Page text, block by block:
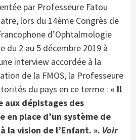
par Professeure Fatou
lors du 14ème Congrès de
d’Ophtalmologie
du 2 au 5 décembre 2019 à
interview accordée à la
de la FMOS, la Professeure
du pays en ce terme : « Il
aux dépistages des
en place d’un système de
la vision de l’Enfant. ». Voir